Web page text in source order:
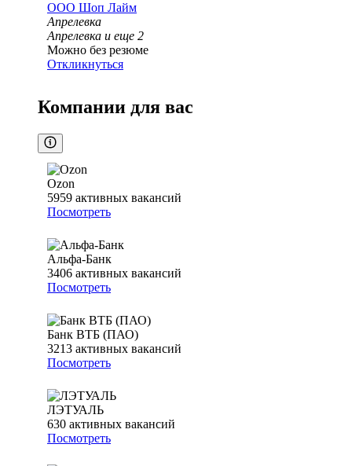
ООО Шоп Лайм
Апрелевка
Апрелевка и еще 2
Можно без резюме
Откликнуться
Компании для вас
Ozon
5959 активных вакансий
Посмотреть
Альфа-Банк
3406 активных вакансий
Посмотреть
Банк ВТБ (ПАО)
3213 активных вакансий
Посмотреть
ЛЭТУАЛЬ
630 активных вакансий
Посмотреть